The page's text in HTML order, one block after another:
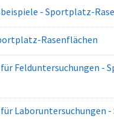
- Sportplatz-
Rasenflächen
Felduntersuchungen -
Laboruntersuchungen